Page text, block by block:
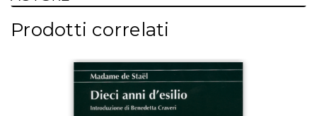
Prodotti correlati